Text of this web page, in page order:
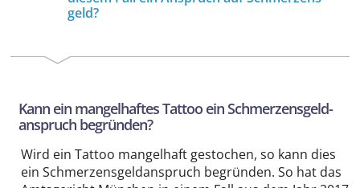
geld?
Kann ein mangelhaftes Tattoo ein Schmerzens­geld­
anspruch begründen?
Wird ein Tattoo mangelhaft gestochen, so kann dies
ein Schmerzens­geld­anspruch begründen. So hat das